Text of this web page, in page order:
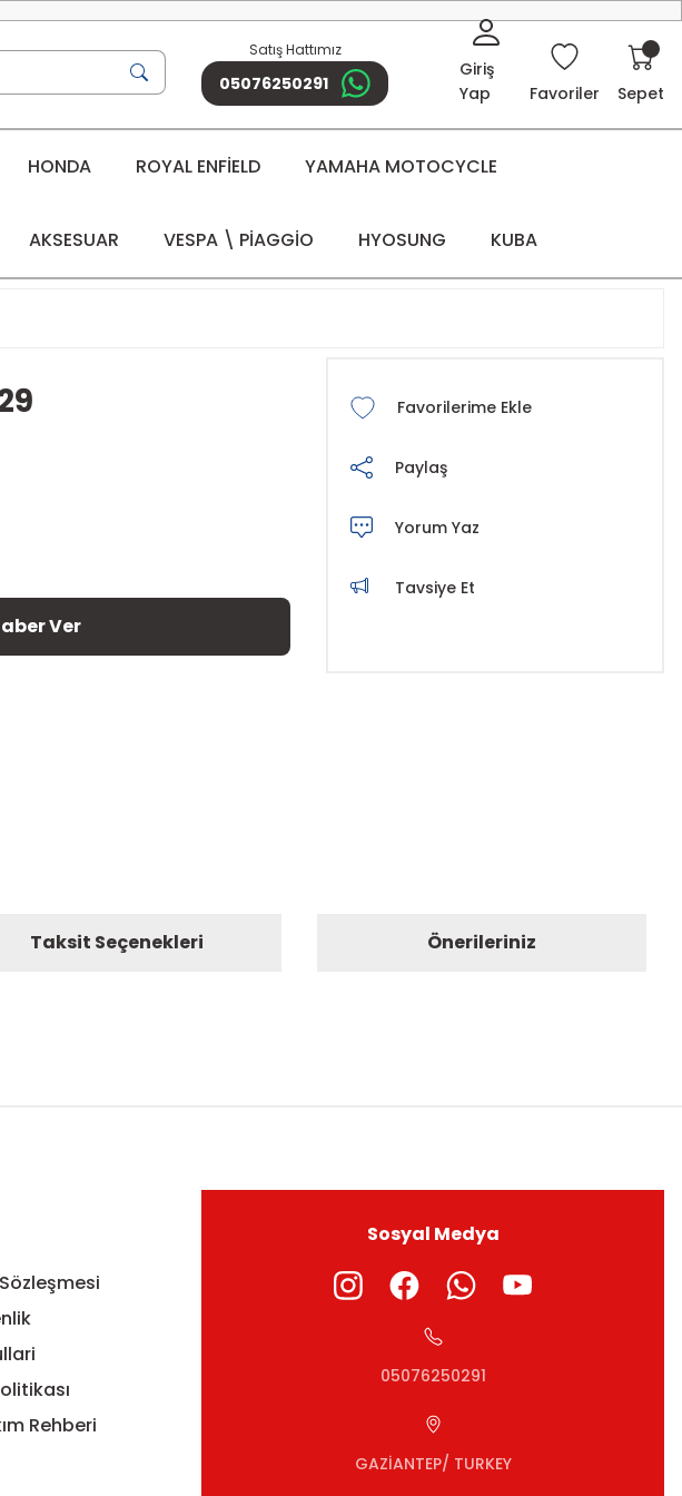
Satış Hattımız
05076250291
Giriş
Yap
Favoriler Sepet
HONDA ROYAL ENFİELD YAMAHA MOTOCYCLE
AKSESUAR VESPA \ PİAGGİO HYOSUNG KUBA
Ver
Paylaş
Yorum Yaz
Tavsiye Et
Taksit Seçenekleri Önerileriniz
Rehberi
Sosyal Medya
05076250291
GAZİANTEP/ TURKEY